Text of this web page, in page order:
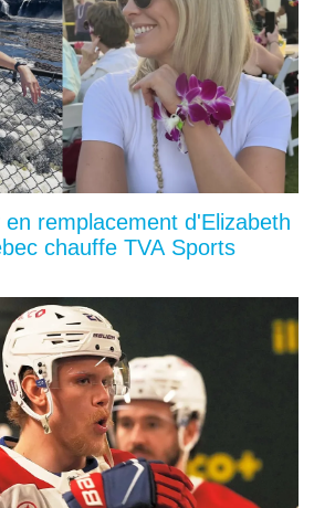
remplacement d'Elizabeth
chauffe TVA Sports